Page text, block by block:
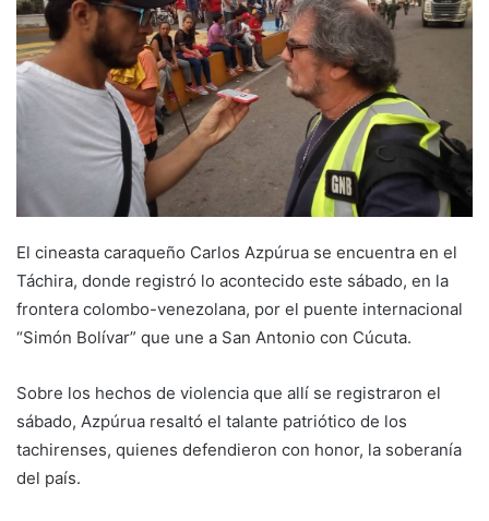
El cineasta caraqueño Carlos Azpúrua se encuentra en el
Táchira, donde registró lo acontecido este sábado, en la
frontera colombo-venezolana, por el puente internacional
“Simón Bolívar” que une a San Antonio con Cúcuta.
Sobre los hechos de violencia que allí se registraron el
sábado, Azpúrua resaltó el talante patriótico de los
tachirenses, quienes defendieron con honor, la soberanía
del país.